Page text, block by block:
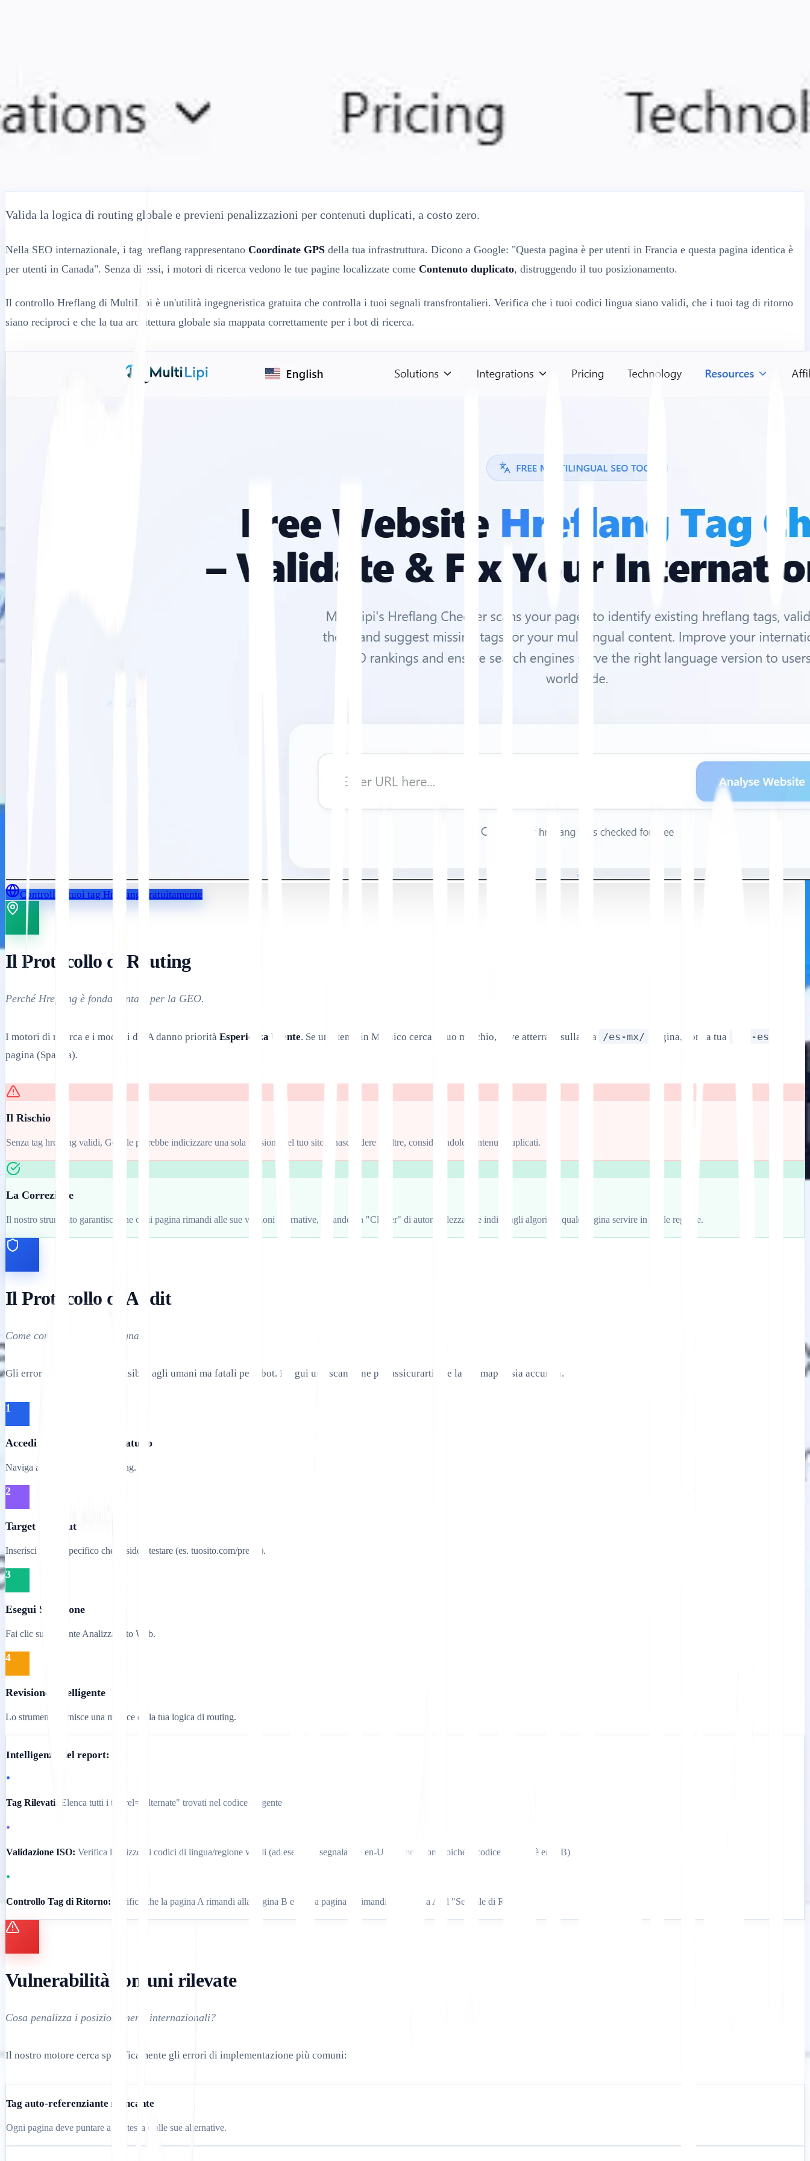
← Indietro
ARTICOLO DI AIUTO
Controllo Hreflang Gratuito: Valida Tag SEO Internazionali e Targeting Linguistico
Valida la logica di routing globale e previeni penalizzazioni per contenuti duplicati, a costo zero.
Nella SEO internazionale, i tag hreflang rappresentano Coordinate GPS della tua infrastruttura. Dicono a Google: "Questa pagina è per utenti in Francia e questa pagina identica è
per utenti in Canada". Senza di essi, i motori di ricerca vedono le tue pagine localizzate come Contenuto duplicato, distruggendo il tuo posizionamento.
Il controllo Hreflang di MultiLipi è un'utilità ingegneristica gratuita che controlla i tuoi segnali transfrontalieri. Verifica che i tuoi codici lingua siano validi, che i tuoi tag di ritorno
siano reciproci e che la tua architettura globale sia mappata correttamente per i bot di ricerca.
Controlla i tuoi tag Hreflang gratuitamente
Il Protocollo di Routing
Perché Hreflang è fondamentale per la GEO.
I motori di ricerca e i modelli di IA danno priorità Esperienza Utente. Se un utente in Messico cerca il tuo marchio, deve atterrare sulla tua /es-mx/ pagina, non la tua /es-es/
pagina (Spagna).
Il Rischio
Senza tag hreflang validi, Google potrebbe indicizzare una sola versione del tuo sito e nascondere le altre, considerandole contenuti duplicati.
La Correzione
Il nostro strumento garantisce che ogni pagina rimandi alle sue versioni alternative, creando un "Cluster" di autorevolezza che indica agli algoritmi quale pagina servire in quale regione.
Il Protocollo di Audit
Come convalidare i tuoi segnali.
Gli errori Hreflang sono invisibili agli umani ma fatali per i bot. Esegui una scansione per assicurarti che la tua mappa sia accurata.
1
Accedi allo Strumento Gratuito
Naviga al Controllo Tag Hreflang.
2
Target di Input
Inserisci l'URL specifico che desideri testare (es. tuosito.com/prezzi).
3
Esegui Scansione
Fai clic sul pulsante Analizza Sito Web.
4
Revisione Intelligente
Lo strumento fornisce una matrice della tua logica di routing.
Intelligenza del report:
•
Tag Rilevati: Elenca tutti i tag rel="alternate" trovati nel codice sorgente
•
Validazione ISO: Verifica l'utilizzo di codici di lingua/regione validi (ad esempio, segnalando en-UK come errore poiché il codice corretto è en-GB)
•
Controllo Tag di Ritorno: Verifica che la pagina A rimandi alla pagina B e che la pagina B rimandi alla pagina A (il "Segnale di Ritorno")
Vulnerabilità comuni rilevate
Cosa penalizza i posizionamenti internazionali?
Il nostro motore cerca specificamente gli errori di implementazione più comuni:
Tag auto-referenziante mancante
Ogni pagina deve puntare a se stessa e alle sue alternative.